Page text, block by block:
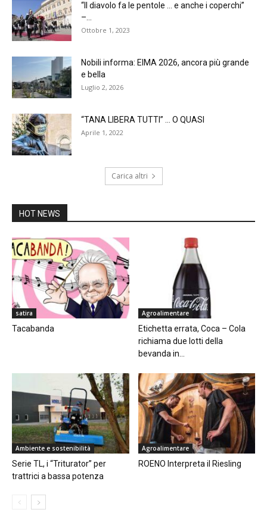
“Il diavolo fa le pentole … e anche i coperchi”
–...
Ottobre 1, 2023
Nobili informa: EIMA 2026, ancora più grande
e bella
Luglio 2, 2026
“TANA LIBERA TUTTI” … O QUASI
Aprile 1, 2022
Carica altri
HOT NEWS
satira
Tacabanda
Agroalimentare
Etichetta errata, Coca – Cola
richiama due lotti della
bevanda in...
Ambiente e sostenibilità
Serie TL, i “Triturator” per
trattrici a bassa potenza
Agroalimentare
ROENO Interpreta il Riesling